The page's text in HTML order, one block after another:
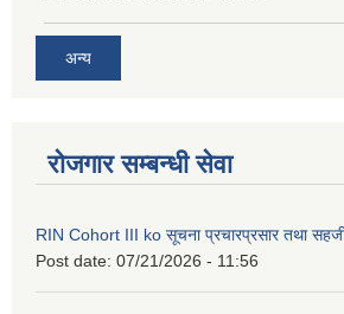
अन्य
रोजगार सम्बन्धी सेवा
RIN Cohort III ko सूचना प्रचारप्रसार तथा
Post date: 07/21/2026 - 11:56